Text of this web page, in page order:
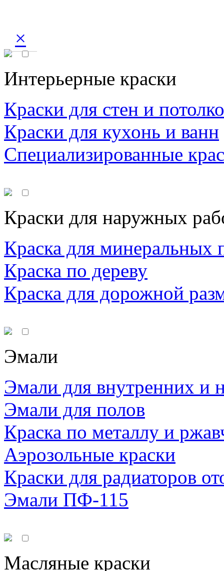
×
Интерьерные краски
Краски для стен и
Краски для кухонь и ванн
Специализированные
Краски для наружных
Краска для минеральных
Краска по дереву
Краска для дорожной
Эмали
Эмали для внутренних и
Эмали для полов
Краска по металлу и
Аэрозольные краски
Краски для радиаторов
Эмали ПФ-115
Масляные краски